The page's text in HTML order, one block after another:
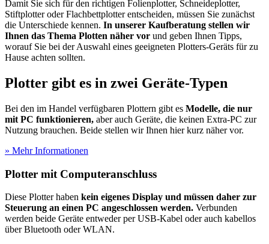
Damit Sie sich für den richtigen Folienplotter, Schneideplotter,
Stiftplotter oder Flachbettplotter entscheiden, müssen Sie zunächst
die Unterschiede kennen. In unserer Kaufberatung stellen wir
Ihnen das Thema Plotten näher vor und geben Ihnen Tipps,
worauf Sie bei der Auswahl eines geeigneten Plotters-Geräts für zu
Hause achten sollten.
Plotter gibt es in zwei Geräte-Typen
Bei den im Handel verfügbaren Plottern gibt es Modelle, die nur
mit PC funktionieren, aber auch Geräte, die keinen Extra-PC zur
Nutzung brauchen. Beide stellen wir Ihnen hier kurz näher vor.
» Mehr Informationen
Plotter mit Computeranschluss
Diese Plotter haben kein eigenes Display und müssen daher zur
Steuerung an einen PC angeschlossen werden. Verbunden
werden beide Geräte entweder per USB-Kabel oder auch kabellos
über Bluetooth oder WLAN.